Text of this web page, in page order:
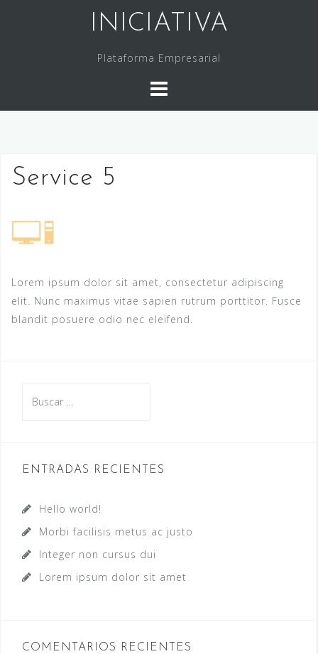
INICIATIVA
Plataforma Empresarial
Service 5
Lorem ipsum dolor sit amet, consectetur adipiscing
elit. Nunc maximus vitae sapien rutrum porttitor. Fusce
blandit posuere odio nec eleifend.
ENTRADAS RECIENTES
Hello world!
Morbi facilisis metus ac justo
Integer non cursus dui
Lorem ipsum dolor sit amet
COMENTARIOS RECIENTES